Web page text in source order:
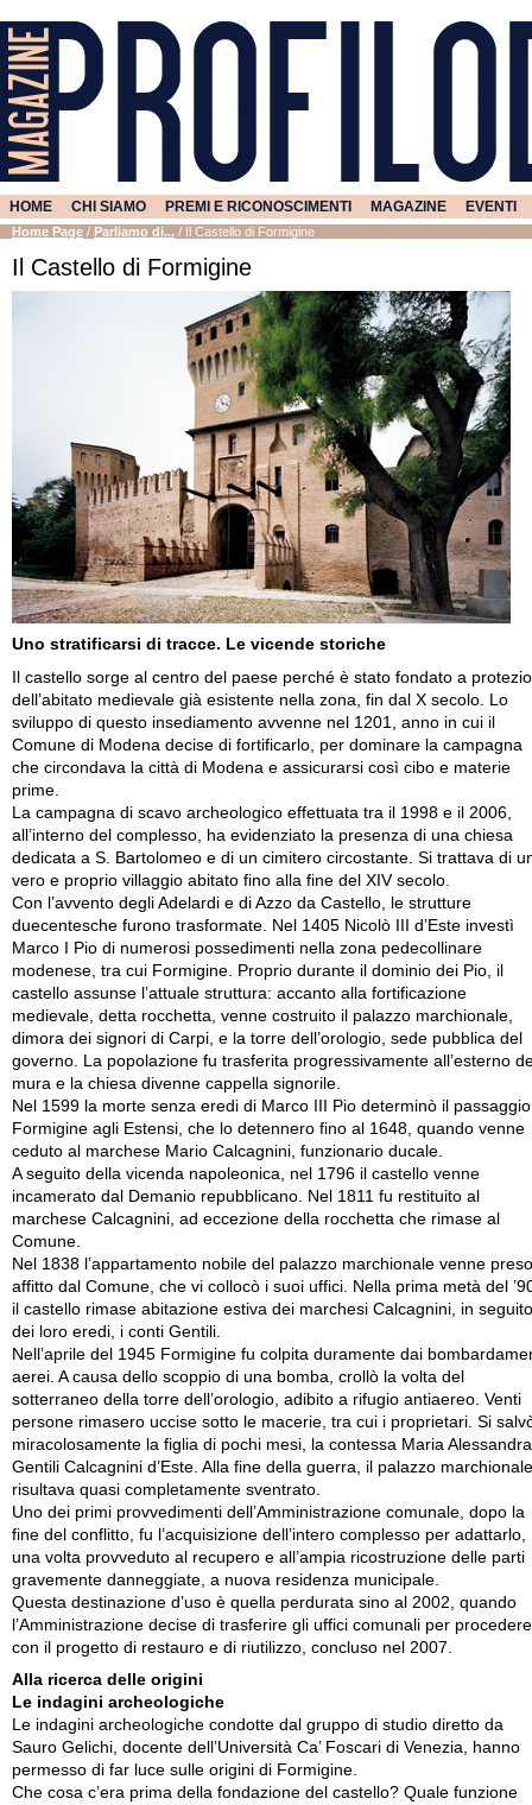
HOME CHI SIAMO PREMI E RICONOSCIMENTI MAGAZINE EVENTI
Home Page / Parliamo di... / Il Castello di Formigine
Il Castello di Formigine
Uno stratificarsi di tracce. Le vicende storiche
Il castello sorge al centro del paese perché è stato fondato a
dell’abitato medievale già esistente nella zona, fin dal X secolo. Lo
sviluppo di questo insediamento avvenne nel 1201, anno in cui il
Comune di Modena decise di fortificarlo, per dominare la campagna
che circondava la città di Modena e assicurarsi così cibo e materie
prime.
La campagna di scavo archeologico effettuata tra il 1998 e il 2006,
all’interno del complesso, ha evidenziato la presenza di una chiesa
dedicata a S. Bartolomeo e di un cimitero circostante. Si trattava di
vero e proprio villaggio abitato fino alla fine del XIV secolo.
Con l’avvento degli Adelardi e di Azzo da Castello, le strutture
duecentesche furono trasformate. Nel 1405 Nicolò III d’Este investì
Marco I Pio di numerosi possedimenti nella zona pedecollinare
modenese, tra cui Formigine. Proprio durante il dominio dei Pio, il
castello assunse l’attuale struttura: accanto alla fortificazione
medievale, detta rocchetta, venne costruito il palazzo marchionale,
dimora dei signori di Carpi, e la torre dell’orologio, sede pubblica del
governo. La popolazione fu trasferita progressivamente all’esterno
mura e la chiesa divenne cappella signorile.
Nel 1599 la morte senza eredi di Marco III Pio determinò il
Formigine agli Estensi, che lo detennero fino al 1648, quando venne
ceduto al marchese Mario Calcagnini, funzionario ducale.
A seguito della vicenda napoleonica, nel 1796 il castello venne
incamerato dal Demanio repubblicano. Nel 1811 fu restituito al
marchese Calcagnini, ad eccezione della rocchetta che rimase al
Comune.
Nel 1838 l’appartamento nobile del palazzo marchionale venne
affitto dal Comune, che vi collocò i suoi uffici. Nella prima metà del
il castello rimase abitazione estiva dei marchesi Calcagnini, in seguito
dei loro eredi, i conti Gentili.
Nell’aprile del 1945 Formigine fu colpita duramente dai
aerei. A causa dello scoppio di una bomba, crollò la volta del
sotterraneo della torre dell’orologio, adibito a rifugio antiaereo. Venti
persone rimasero uccise sotto le macerie, tra cui i proprietari. Si
miracolosamente la figlia di pochi mesi, la contessa Maria Alessandra
Gentili Calcagnini d’Este. Alla fine della guerra, il palazzo marchionale
risultava quasi completamente sventrato.
Uno dei primi provvedimenti dell’Amministrazione comunale, dopo la
fine del conflitto, fu l’acquisizione dell’intero complesso per adattarlo,
una volta provveduto al recupero e all’ampia ricostruzione delle parti
gravemente danneggiate, a nuova residenza municipale.
Questa destinazione d’uso è quella perdurata sino al 2002, quando
l’Amministrazione decise di trasferire gli uffici comunali per procedere
con il progetto di restauro e di riutilizzo, concluso nel 2007.
Alla ricerca delle origini
Le indagini archeologiche
Le indagini archeologiche condotte dal gruppo di studio diretto da
Sauro Gelichi, docente dell’Università Ca’ Foscari di Venezia, hanno
permesso di far luce sulle origini di Formigine.
Che cosa c’era prima della fondazione del castello? Quale funzione